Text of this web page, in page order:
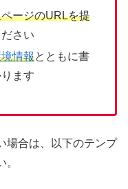
ージのURLを提
さい
情報とともに書
ます
場合は、以下のテンプ